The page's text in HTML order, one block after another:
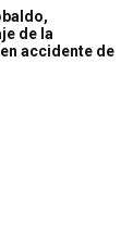
de la
accidente de